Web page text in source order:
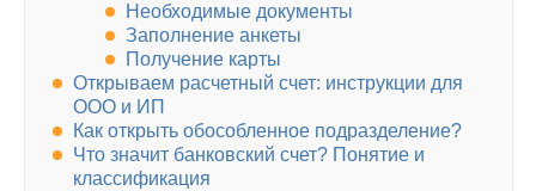
Необходимые документы
Заполнение анкеты
Получение карты
Открываем расчетный счет: инструкции для
ООО и ИП
Как открыть обособленное подразделение?
Что значит банковский счет? Понятие и
классификация